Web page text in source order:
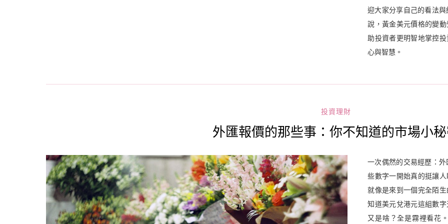
迎大家分享自己的看法
說，黃金美元價格的變
助投資者更明智地掌控
心與智慧。
投資理財
外匯報價的那些事：你不知道的市場小
一次偶然的交易經歷：
些數字一開始真的挺讓
就像是來到一個完全陌
知道美元兌港元這組數
又是啥？全是霧裡看花